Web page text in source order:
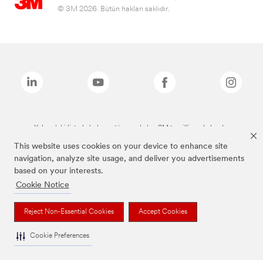
This website uses cookies on your device to enhance site
navigation, analyze site usage, and deliver you advertisements
based on your interests.
Cookie Notice
Reject Non-Essential Cookies Accept Cookies
Cookie Preferences
© 3M 2026. Bütün hakları saklıdır.
Yukarıdaki listede bulunan tüm markalar, 3M tescilli markalarıdır.